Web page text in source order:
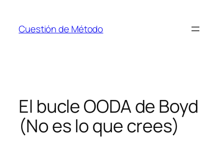
contenido
Cuestión de Método
El bucle OODA de Boyd
(No es lo que crees)